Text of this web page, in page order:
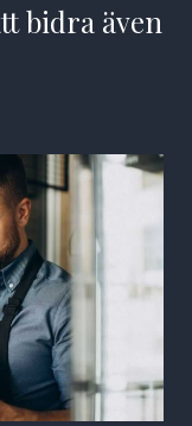
bidra även